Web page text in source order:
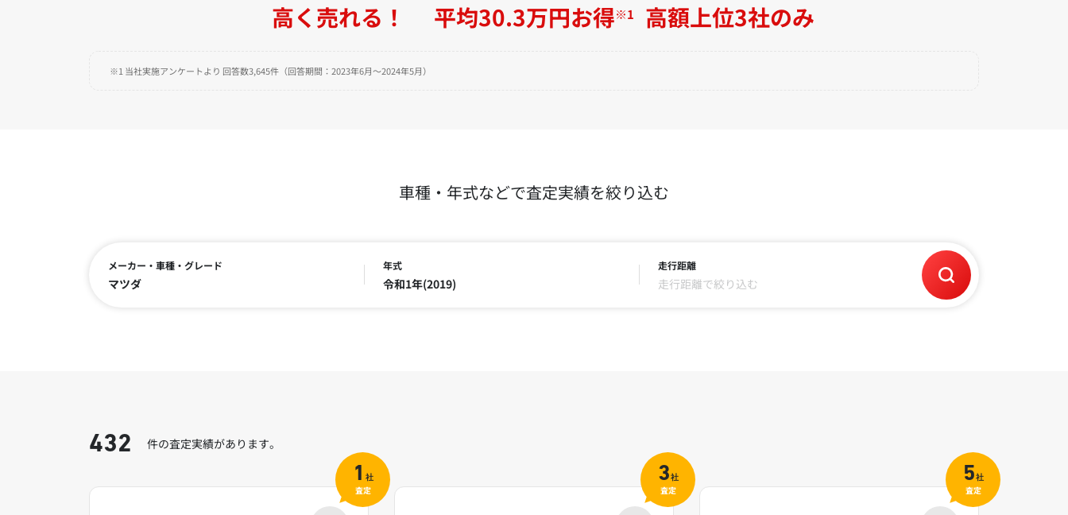
高く売れる！ 平均30.3万円お得※1 高額上位3社のみ
※1 当社実施アンケートより 回答数3,645件（回答期間：2023年6月～2024年5月）
車種・年式などで査定実績を絞り込む
メーカー・車種・グレード
マツダ
年式
令和1年(2019)
走行距離
走行距離で絞り込む
432 件の査定実績があります。
1 社
査定
3社
査定
5社
査定